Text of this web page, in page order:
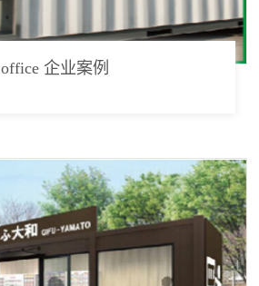
office 企业案例